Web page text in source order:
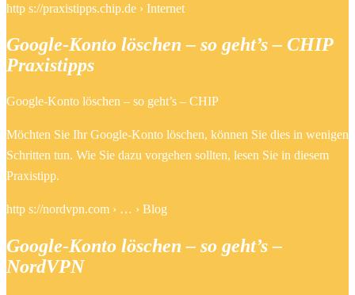
http s://praxistipps.chip.de › Internet
Google-Konto löschen – so geht’s – CHIP
Praxistipps
Google-Konto löschen – so geht’s – CHIP
Möchten Sie Ihr Google-Konto löschen, können Sie dies in wenigen
Schritten tun. Wie Sie dazu vorgehen sollten, lesen Sie in diesem
Praxistipp.
http s://nordvpn.com › … › Blog
Google-Konto löschen – so geht’s –
NordVPN